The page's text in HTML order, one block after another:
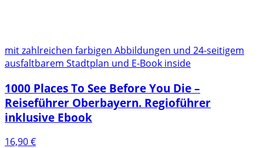
mit zahlreichen farbigen Abbildungen und 24-seitigem
ausfaltbarem Stadtplan und E-Book inside
1000 Places To See Before You Die –
Reiseführer Oberbayern. Regioführer
inklusive Ebook
16,90€